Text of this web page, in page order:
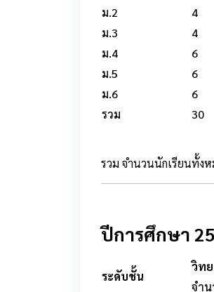
ม.2
4
ม.3
4
ม.4
6
ม.5
6
ม.6
6
รวม
30
รวม จำนวนนักเรียนทั้ง
ปีการศึกษา
ระดับชั้น
วิท
จำ